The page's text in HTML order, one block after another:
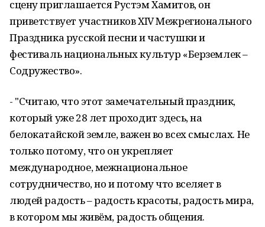
сцену приглашается Рустэм Хамитов, он
приветствует участников XIV Межрегионального
Праздника русской песни и частушки и
фестиваль национальных культур «Берземлек –
Содружество».
- "Считаю, что этот замечательный праздник,
который уже 28 лет проходит здесь, на
белокатайской земле, важен во всех смыслах. Не
только потому, что он укрепляет
международное, межнациональное
сотрудничество, но и потому что вселяет в
людей радость – радость красоты, радость мира,
в котором мы живём, радость общения.